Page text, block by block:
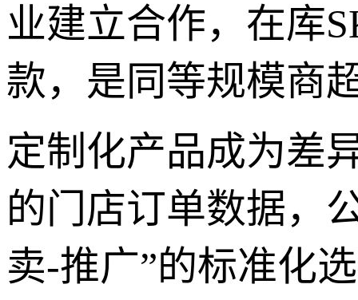
业建立合作，在库
款，是同等规模商
定制化产品成为差
的门店订单数据，
卖-推广”的标准化